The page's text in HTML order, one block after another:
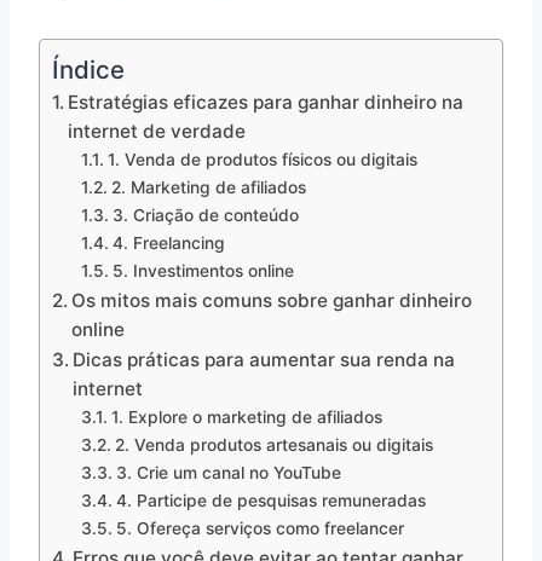
Índice
Estratégias eficazes para ganhar dinheiro na
internet de verdade
1. Venda de produtos físicos ou digitais
2. Marketing de afiliados
3. Criação de conteúdo
4. Freelancing
5. Investimentos online
Os mitos mais comuns sobre ganhar dinheiro
online
Dicas práticas para aumentar sua renda na
internet
1. Explore o marketing de afiliados
2. Venda produtos artesanais ou digitais
3. Crie um canal no YouTube
4. Participe de pesquisas remuneradas
5. Ofereça serviços como freelancer